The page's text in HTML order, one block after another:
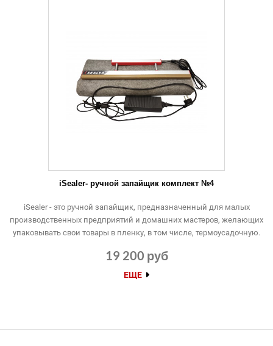
iSealer- ручной запайщик комплект №4
iSealer - это ручной запайщик, предназначенный для малых
производственных предприятий и домашних мастеров, желающих
упаковывать свои товары в пленку, в том числе, термоусадочную.
19 200 руб
ЕЩЕ